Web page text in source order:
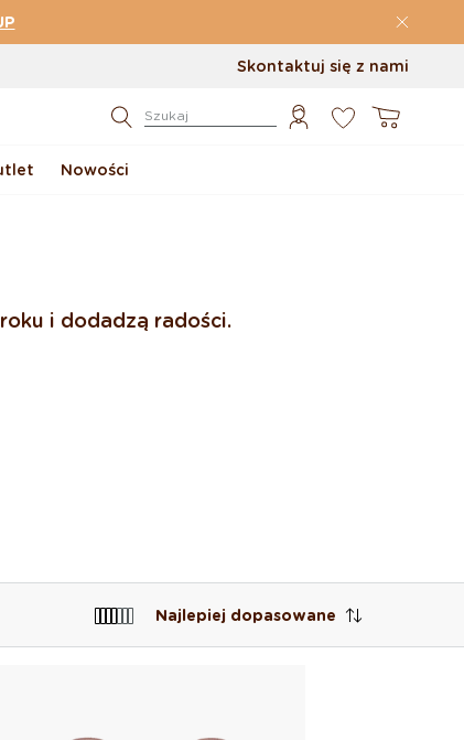
Skontaktuj się z nami
Szukaj Koszyk
Nowości
i dodadzą radości.
Najlepiej dopasowane